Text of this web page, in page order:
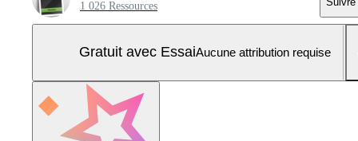
1 026 Ressources
Gratuit avec EssaiAucune attribution requise